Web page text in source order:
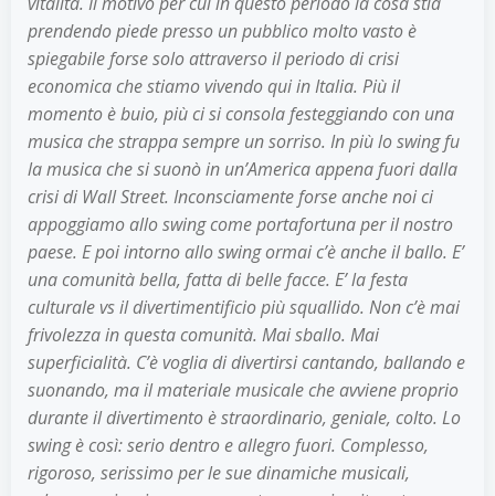
prendendo piede presso un pubblico molto vasto è
spiegabile forse solo attraverso il periodo di crisi
economica che stiamo vivendo qui in Italia. Più il
momento è buio, più ci si consola festeggiando con una
musica che strappa sempre un sorriso. In più lo swing fu
la musica che si suonò in un’America appena fuori dalla
crisi di Wall Street. Inconsciamente forse anche noi ci
appoggiamo allo swing come portafortuna per il nostro
paese. E poi intorno allo swing ormai c’è anche il ballo. E’
una comunità bella, fatta di belle facce. E’ la festa
culturale vs il divertimentificio più squallido. Non c’è mai
frivolezza in questa comunità. Mai sballo. Mai
superficialità. C’è voglia di divertirsi cantando, ballando e
suonando, ma il materiale musicale che avviene proprio
durante il divertimento è straordinario, geniale, colto. Lo
swing è così: serio dentro e allegro fuori. Complesso,
rigoroso, serissimo per le sue dinamiche musicali,